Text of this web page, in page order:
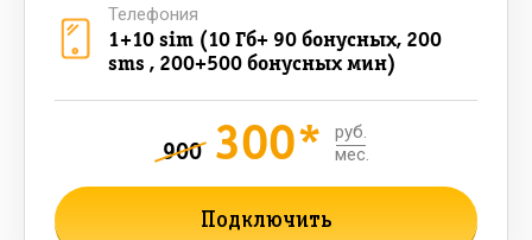
1+10 sim (10 Гб+ 90 бонусных, 200
sms , 200+500 бонусных мин)
Телефония
900 300*
руб.
мес.
Подключить